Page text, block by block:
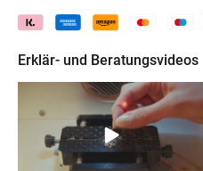
Erklär- und Beratungsvideos